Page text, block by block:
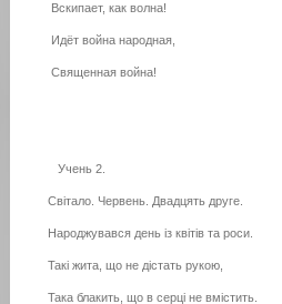
Вскипает, как волна!
Идёт война народная,
Священная война!
Учень 2.
Світало. Червень. Двадцять друге.
Народжувався день із квітів та роси.
Такі жита, що не дістать рукою,
Така блакить, що в серці не вмістить.